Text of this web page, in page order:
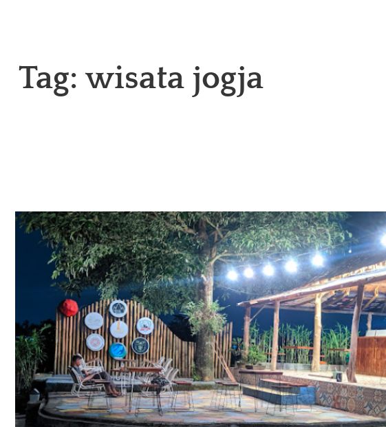
Tag:wisata jogja